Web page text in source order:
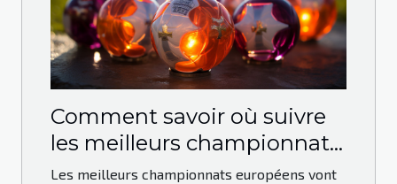
Comment savoir où suivre
les meilleurs championnats
européens ?
Les meilleurs championnats européens vont